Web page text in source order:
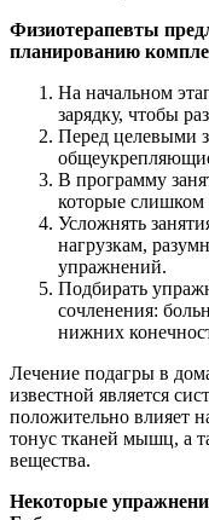
Физиотерапевты
планированию
На начальном
зарядку, чтобы
Перед целевыми
В программу
которые
Усложнять
нагрузкам,
упражнений.
Подбирать
сочленения:
нижних
Лечение подагры в
известной является
положительно влияет
тонус тканей мышц, а
вещества.
Некоторые